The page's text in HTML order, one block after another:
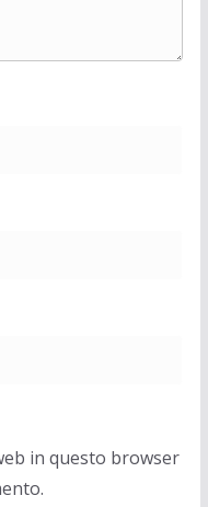
in questo browser